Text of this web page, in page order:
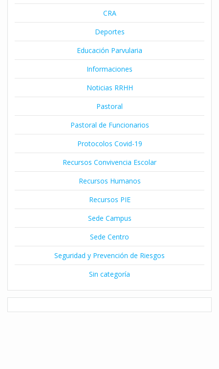
CRA
Deportes
Educación Parvularia
Informaciones
Noticias RRHH
Pastoral
Pastoral de Funcionarios
Protocolos Covid-19
Recursos Convivencia Escolar
Recursos Humanos
Recursos PIE
Sede Campus
Sede Centro
Seguridad y Prevención de Riesgos
Sin categoría